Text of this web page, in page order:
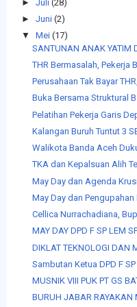
► Juli (28)
► Juni (2)
▼
Mei (17)
SANTUNAN ANAK YATIM
THR Bermasalah, Pekerja
Perusahaan Tak Bayar
Buka Bersama Struktural
Pelatihan Pekerja Garis
Kalangan Buruh Tuntut 3
Walikota Banda Aceh
TKA dan Kepalsuan Alih
May Day dan Agenda
May Day dan Pengupahan
Cellica Nurrachadiana,
MAY DAY DPD F SP LEM
DIKLAT TEKNOLOGI DAN
Sambutan Ketua DPD F
MUSNIK VIII PUK PT GS
BURUH JABAR RAYAKAN